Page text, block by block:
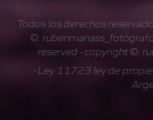
Todos los derechos
©:
reserved - copyright ©:
- Ley 11723 ley de